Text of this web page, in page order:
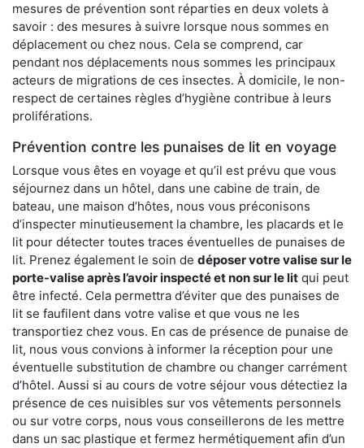
mesures de prévention sont réparties en deux volets à
savoir : des mesures à suivre lorsque nous sommes en
déplacement ou chez nous. Cela se comprend, car
pendant nos déplacements nous sommes les principaux
acteurs de migrations de ces insectes. À domicile, le non-
respect de certaines règles d’hygiène contribue à leurs
proliférations.
Prévention contre les punaises de lit en voyage
Lorsque vous êtes en voyage et qu’il est prévu que vous
séjournez dans un hôtel, dans une cabine de train, de
bateau, une maison d’hôtes, nous vous préconisons
d’inspecter minutieusement la chambre, les placards et le
lit pour détecter toutes traces éventuelles de punaises de
lit. Prenez également le soin de déposer votre valise sur le
porte-valise après l’avoir inspecté et non sur le lit qui peut
être infecté. Cela permettra d’éviter que des punaises de
lit se faufilent dans votre valise et que vous ne les
transportiez chez vous. En cas de présence de punaise de
lit, nous vous convions à informer la réception pour une
éventuelle substitution de chambre ou changer carrément
d’hôtel. Aussi si au cours de votre séjour vous détectiez la
présence de ces nuisibles sur vos vêtements personnels
ou sur votre corps, nous vous conseillerons de les mettre
dans un sac plastique et fermez hermétiquement afin d’un